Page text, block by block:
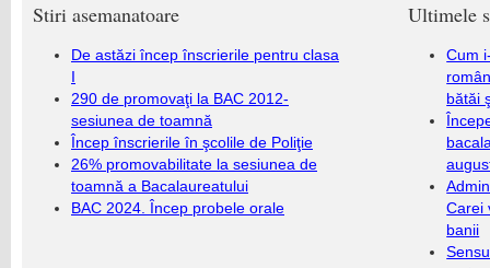
Stiri asemanatoare
De astăzi încep înscrierile pentru clasa
I
290 de promovaţi la BAC 2012-
sesiunea de toamnă
Încep înscrierile în şcolile de Poliţie
26% promovabilitate la sesiunea de
toamnă a Bacalaureatului
BAC 2024. Încep probele orale
Ultimele
Cum
bătăi
Carei
banii